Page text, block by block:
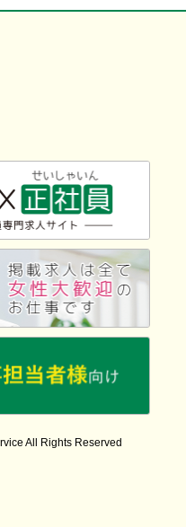
All Rights Reserved